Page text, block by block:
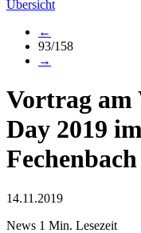
Übersicht
←
93/158
→
Vortrag
Day 2019
14.11.2019
News 1 Min. Lesezeit